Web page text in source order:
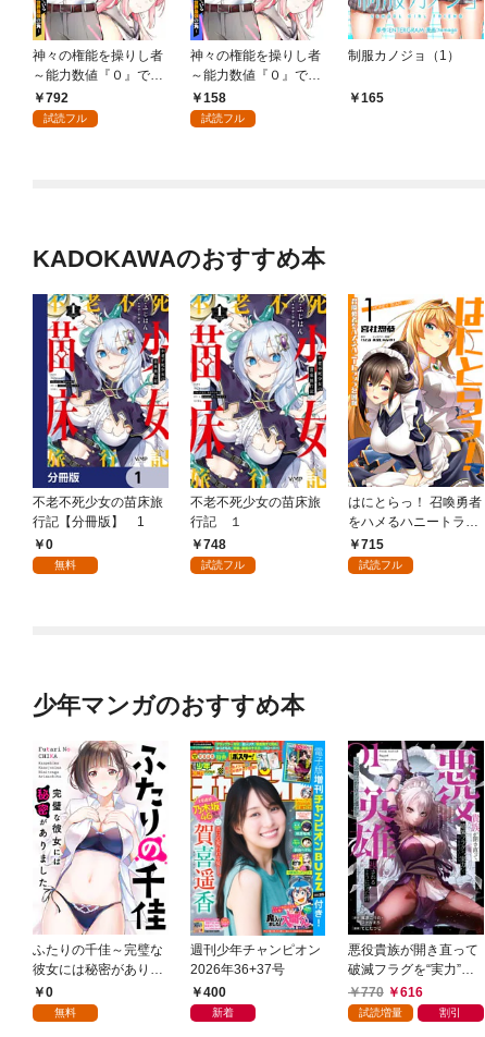
神々の権能を操りし者
～能力数値『０』で蔑
まれている俺だが、実
は世界最強の一角～(1)
792
試読フル
神々の権能を操りし者
～能力数値『０』で蔑
まれている俺だが、実
は世界最強の一角～
158
試読フル
制服カノジョ（1）
165
KADOKAWAのおすすめ本
不老不死少女の苗床旅
行記【分冊版】 1
0
無料
不老不死少女の苗床旅
行記 １
748
試読フル
はにとらっ！ 召喚勇者
をハメるハニートラッ
プ包囲網 1
715
試読フル
少年マンガのおすすめ本
ふたりの千佳～完璧な
彼女には秘密がありま
した(1)
0
無料
週刊少年チャンピオン
2026年36+37号
400
新着
悪役貴族が開き直って
破滅フラグを“実力”で
叩き折っていたら、い
つの間にかヒロイン達
770 616
試読増量 割引